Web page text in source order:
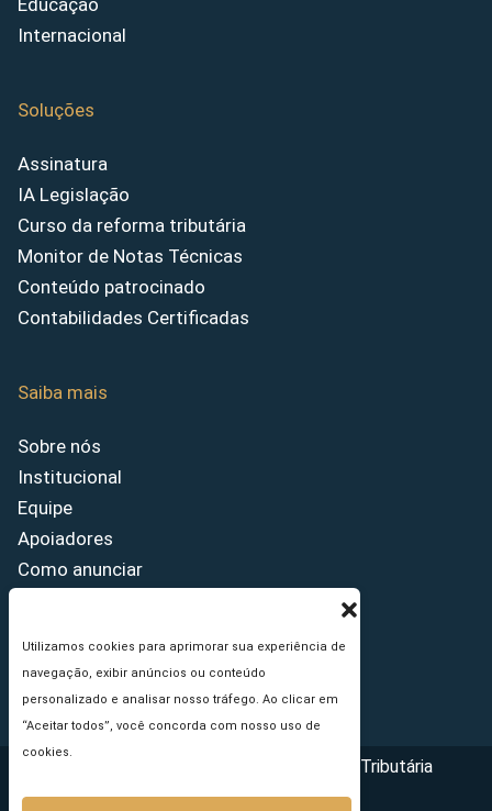
Utilizamos cookies para aprimorar sua experiência de
navegação, exibir anúncios ou conteúdo
personalizado e analisar nosso tráfego. Ao clicar em
“Aceitar todos”, você concorda com nosso uso de
cookies.
Educação
Internacional
Soluções
Assinatura
IA Legislação
Curso da reforma tributária
Monitor de Notas Técnicas
Conteúdo patrocinado
Contabilidades Certificadas
Saiba mais
Sobre nós
Institucional
Equipe
Apoiadores
Como anunciar
Princípios Editoriais
Copyright © 2026 - Portal da Reforma Tributária